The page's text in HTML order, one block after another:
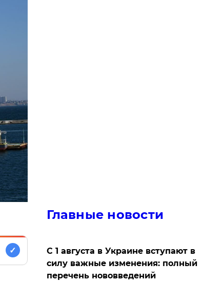
✓
Главные новости
С 1 августа в Украине вступают в
силу важные изменения: полный
перечень нововведений